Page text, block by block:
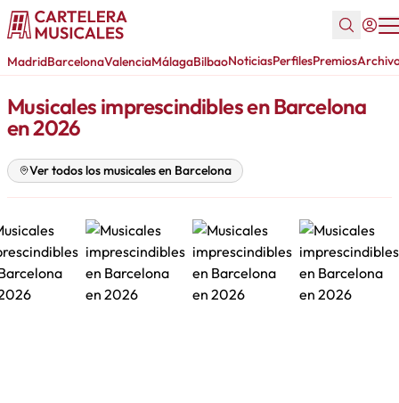
MadridBarcelonaValenciaMálagaBilbaoNoticiasPerfilesPremios
Musicales imprescindibles en Barcelona
en 2026
Ver todos los musicales en Barcelona